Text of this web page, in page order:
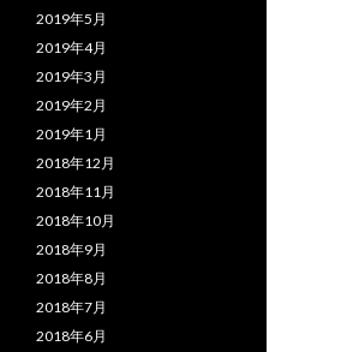
2019年5月
2019年4月
2019年3月
2019年2月
2019年1月
2018年12月
2018年11月
2018年10月
2018年9月
2018年8月
2018年7月
2018年6月